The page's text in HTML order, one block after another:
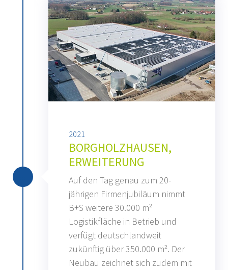
2021
BORGHOLZHAUSEN,
ERWEITERUNG
Auf den Tag genau zum 20-
jährigen Firmenjubiläum nimmt
B+S weitere 30.000 m²
Logistikfläche in Betrieb und
verfügt deutschlandweit
zukünftig über 350.000 m². Der
Neubau zeichnet sich zudem mit